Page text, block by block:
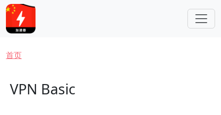
跳转到主要内容
面包屑
首页
VPN Basic